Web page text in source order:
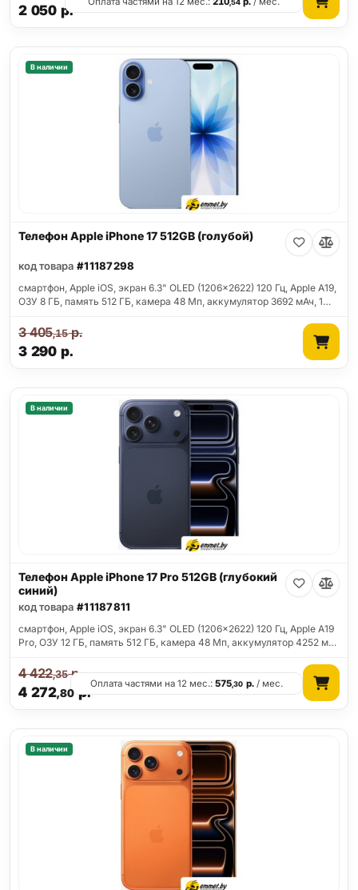
2 050 р.
,54
В наличии
Телефон Apple iPhone 17 512GB (голубой)
код товара #11187298
смартфон, Apple iOS, экран 6.3" OLED (1206x2622) 120 Гц, Apple A19,
ОЗУ 8 ГБ, память 512 ГБ, камера 48 Мп, аккумулятор 3692 мАч, 1…
3 290 р.
3 405,15р.
В наличии
Телефон Apple iPhone 17 Pro 512GB (глубокий
синий)
код товара #11187811
смартфон, Apple iOS, экран 6.3" OLED (1206x2622) 120 Гц, Apple A19
Pro, ОЗУ 12 ГБ, память 512 ГБ, камера 48 Мп, аккумулятор 4252 м…
4 272,80 р.
4 422,35р.
Оплата частями на 12 мес.:575,30 р./ мес.
В наличии